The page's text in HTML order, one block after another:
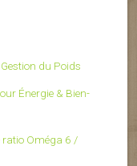
du Poids
Énergie & Bien-
ratio Oméga 6 /